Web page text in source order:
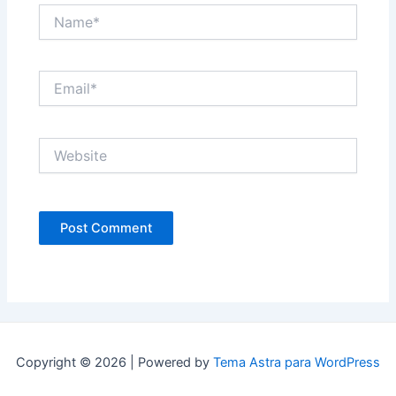
Copyright © 2026 | Powered by Tema Astra para WordPress